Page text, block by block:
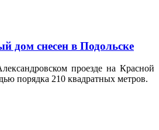
дом снесен в Подольске
проезде на Красной
порядка 210 квадратных метров.